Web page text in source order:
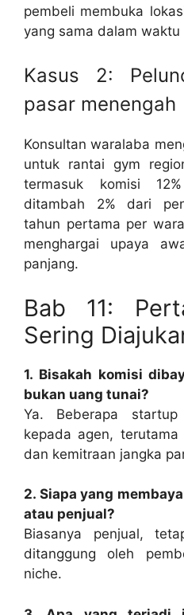
pembeli membuka
yang sama dalam waktu
Kasus 2:
pasar menengah
Konsultan waralaba
untuk rantai gym
termasuk komisi
ditambah 2% dari
tahun pertama per
menghargai upaya
panjang.
Bab 11:
Sering
1. Bisakah komisi
bukan uang tunai?
Ya. Beberapa startup
kepada agen,
dan kemitraan jangka
2. Siapa yang
atau penjual?
Biasanya penjual,
ditanggung oleh
niche.